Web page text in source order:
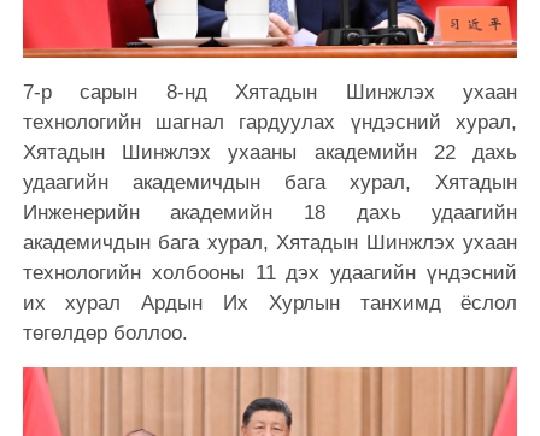
7-р сарын 8-нд Хятадын Шинжлэх ухаан
технологийн шагнал гардуулах үндэсний хурал,
Хятадын Шинжлэх ухааны академийн 22 дахь
удаагийн академичдын бага хурал, Хятадын
Инженерийн академийн 18 дахь удаагийн
академичдын бага хурал, Хятадын Шинжлэх ухаан
технологийн холбооны 11 дэх удаагийн үндэсний
их хурал Ардын Их Хурлын танхимд ёслол
төгөлдөр боллоо.